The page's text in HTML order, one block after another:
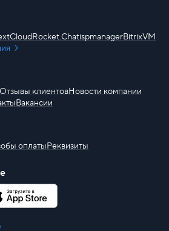
Rocket.ChatispmanagerBitrixVM
Отзывы клиентовНовости компании
Вакансии
оплатыРеквизиты